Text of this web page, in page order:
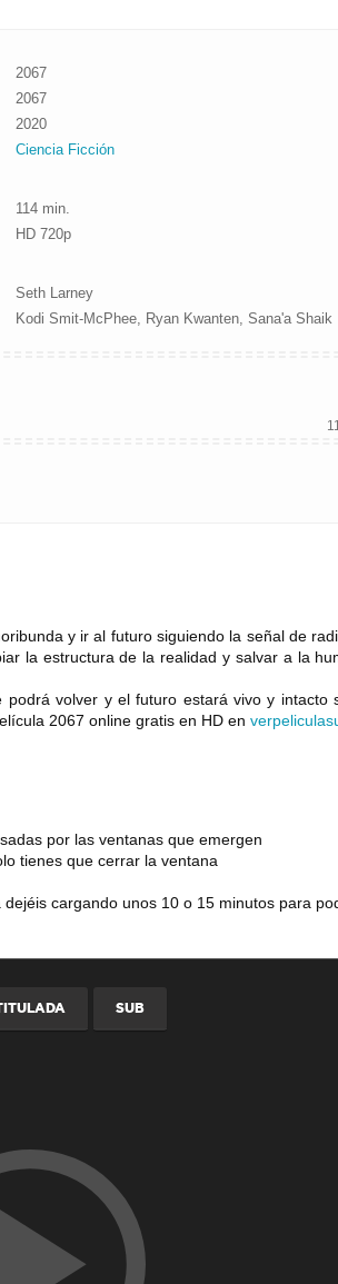
2067
2067
2020
Ciencia Ficción
114 min.
HD 720p
Seth Larney
Kodi Smit-McPhee, Ryan Kwanten, Sana'a Shaik
y ir al futuro siguiendo la señal de
la estructura de la realidad y salvar a la
volver y el futuro estará vivo y intacto
2067 online gratis en HD en
por las ventanas que emergen
tienes que cerrar la ventana
cargando unos 10 o 15 minutos para
SUB